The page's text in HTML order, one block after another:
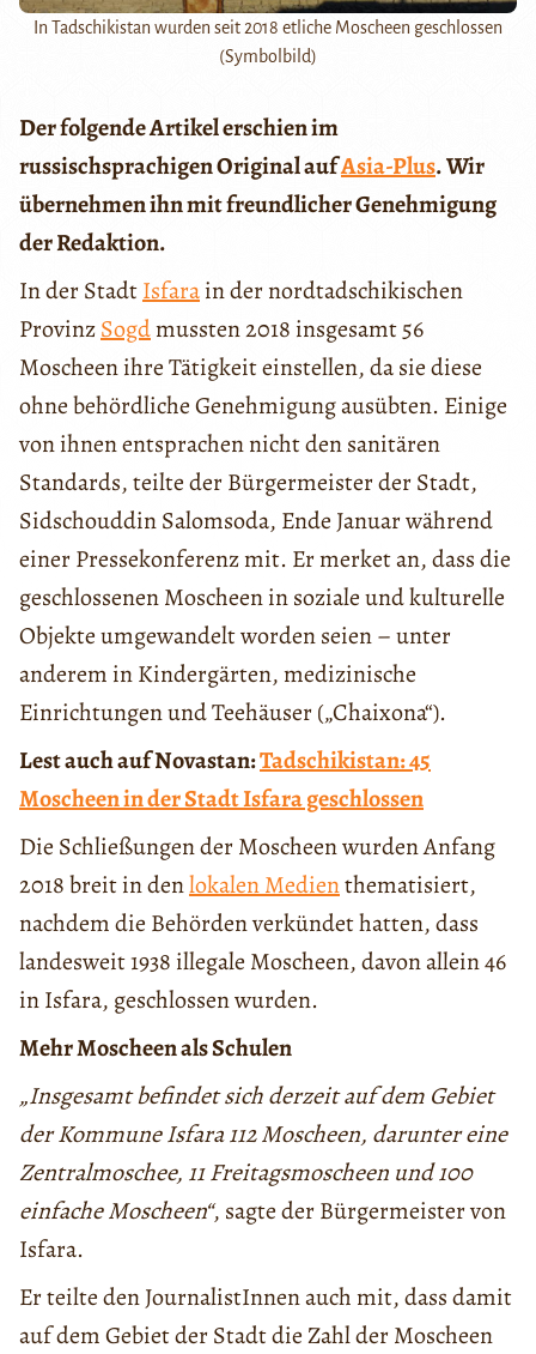
In Tadschikistan wurden seit 2018 etliche Moscheen geschlossen
(Symbolbild)
Der folgende Artikel erschien im
russischsprachigen Original aufAsia-Plus. Wir
übernehmen ihn mit freundlicher Genehmigung
der Redaktion.
In der StadtIsfarain der nordtadschikischen
ProvinzSogdmussten 2018 insgesamt 56
Moscheen ihre Tätigkeit einstellen, da sie diese
ohne behördliche Genehmigung ausübten. Einige
von ihnen entsprachen nicht den sanitären
Standards, teilte der Bürgermeister der Stadt,
Sidschouddin Salomsoda, Ende Januar während
einer Pressekonferenz mit. Er merket an, dass die
geschlossenen Moscheen in soziale und kulturelle
Objekte umgewandelt worden seien – unter
anderem in Kindergärten, medizinische
Einrichtungen und Teehäuser („Chaixona“).
Lest auch auf Novastan:Tadschikistan: 45
Moscheen in der Stadt Isfara geschlossen
Die Schließungen der Moscheen wurden Anfang
2018 breit in denlokalen Medienthematisiert,
nachdem die Behörden verkündet hatten, dass
landesweit 1938 illegale Moscheen, davon allein 46
in Isfara, geschlossen wurden.
Mehr Moscheen als Schulen
„Insgesamt befindet sich derzeit auf dem Gebiet
der Kommune Isfara 112 Moscheen, darunter eine
Zentralmoschee, 11 Freitagsmoscheen und 100
einfache Moscheen“, sagte der Bürgermeister von
Isfara.
Er teilte den JournalistInnen auch mit, dass damit
auf dem Gebiet der Stadt die Zahl der Moscheen